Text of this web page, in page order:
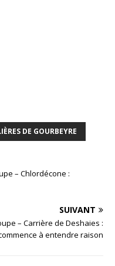
DE GOURBEYRE
– Chlordécone :
SUIVANT
– Carrière de Deshaies :
à entendre raison